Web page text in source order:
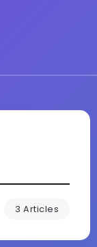
3 Articles